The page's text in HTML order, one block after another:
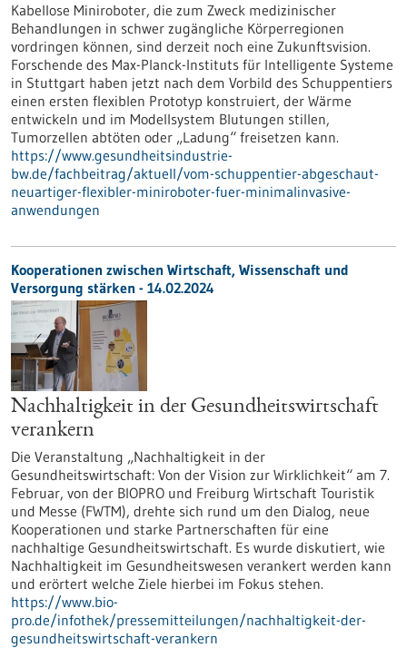
Kabellose Miniroboter, die zum Zweck medizinischer
Behandlungen in schwer zugängliche Körperregionen
vordringen können, sind derzeit noch eine Zukunftsvision.
Forschende des Max-Planck-Instituts für Intelligente Systeme
in Stuttgart haben jetzt nach dem Vorbild des Schuppentiers
einen ersten flexiblen Prototyp konstruiert, der Wärme
entwickeln und im Modellsystem Blutungen stillen,
Tumorzellen abtöten oder „Ladung“ freisetzen kann.
https://www.gesundheitsindustrie-
bw.de/fachbeitrag/aktuell/vom-schuppentier-abgeschaut-
neuartiger-flexibler-miniroboter-fuer-minimalinvasive-
anwendungen
Kooperationen zwischen Wirtschaft, Wissenschaft und
Versorgung stärken - 14.02.2024
Nachhaltigkeit in der Gesundheitswirtschaft
verankern
Die Veranstaltung „Nachhaltigkeit in der
Gesundheitswirtschaft: Von der Vision zur Wirklichkeit“ am 7.
Februar, von der BIOPRO und Freiburg Wirtschaft Touristik
und Messe (FWTM), drehte sich rund um den Dialog, neue
Kooperationen und starke Partnerschaften für eine
nachhaltige Gesundheitswirtschaft. Es wurde diskutiert, wie
Nachhaltigkeit im Gesundheitswesen verankert werden kann
und erörtert welche Ziele hierbei im Fokus stehen.
https://www.bio-
pro.de/infothek/pressemitteilungen/nachhaltigkeit-der-
gesundheitswirtschaft-verankern